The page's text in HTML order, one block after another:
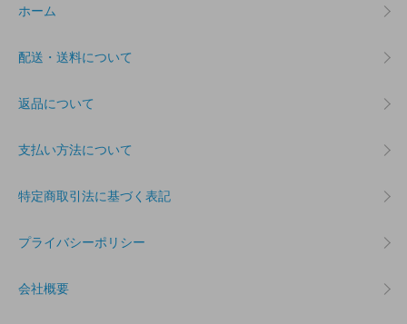
ホーム
配送・送料について
返品について
支払い方法について
特定商取引法に基づく表記
プライバシーポリシー
会社概要